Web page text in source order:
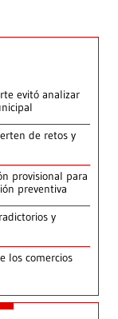
evitó analizar
de retos y
provisional para
preventiva
y
los comercios